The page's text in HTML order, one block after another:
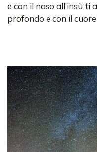
e con il naso all’insù ti
profondo e con il